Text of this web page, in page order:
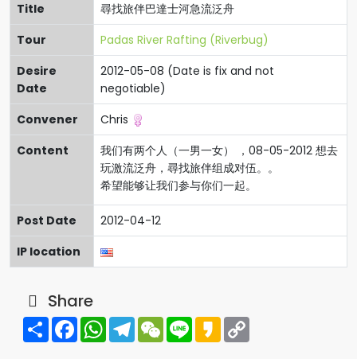
Title
尋找旅伴巴達士河急流泛舟
Tour
Padas River Rafting (Riverbug)
Desire
Date
2012-05-08 (Date is fix and not
negotiable)
Convener
Chris
Content
我们有两个人（一男一女） ，08-05-2012 想去
玩激流泛舟，尋找旅伴组成对伍。。
希望能够让我们参与你们一起。
Post Date
2012-04-12
IP location
Share
Share FacebookWhatsAppTelegramWeChat
Line Kakao